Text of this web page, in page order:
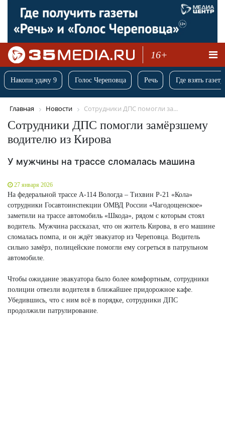
16+
Накопи удачу 9 Голос Череповца Речь Где взять
Главная Новости Сотрудники ДПС помогли за...
Сотрудники ДПС помогли замёрзшему
водителю из Кирова
У мужчины на трассе сломалась машина
27 января 2026
На федеральной трассе А-114 Вологда – Тихвин Р-21 «Кола»
сотрудники Госавтоинспекции ОМВД России «Чагодощенское»
заметили на трассе автомобиль «Шкода», рядом с которым стоял
водитель. Мужчина рассказал, что он житель Кирова, в его машине
сломалась помпа, и он ждёт эвакуатор из Череповца. Водитель
сильно замёрз, полицейские помогли ему согреться в патрульном
автомобиле.
Чтобы ожидание эвакуатора было более комфортным, сотрудники
полиции отвезли водителя в ближайшее придорожное кафе.
Убедившись, что с ним всё в порядке, сотрудники ДПС
продолжили патрулирование.